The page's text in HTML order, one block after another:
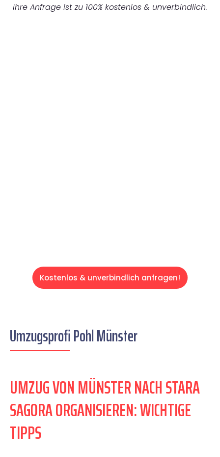
Ihre Anfrage ist zu 100% kostenlos & unverbindlich.
Kostenlos & unverbindlich anfragen!
Umzugsprofi Pohl Münster
UMZUG VON MÜNSTER NACH STARA
SAGORA ORGANISIEREN: WICHTIGE
TIPPS